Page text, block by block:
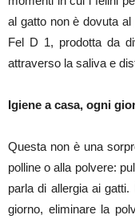
al gatto non è dovuta
Fel D 1, prodotta da
attraverso la saliva e
Igiene a casa, ogni
Questa non è una
polline o alla polvere:
parla di allergia ai
giorno, eliminare la